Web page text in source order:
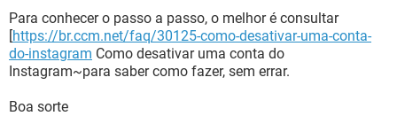
Para conhecer o passo a passo, o melhor é consultar
[https://br.ccm.net/faq/30125-como-desativar-uma-conta-
do-instagram Como desativar uma conta do
Instagram~para saber como fazer, sem errar.
Boa sorte